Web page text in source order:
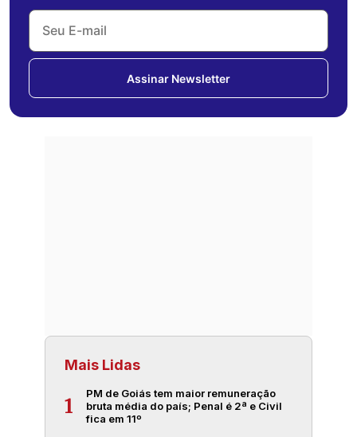
Assinar Newsletter
Mais Lidas
1
PM de Goiás tem maior remuneração
bruta média do país; Penal é 2ª e Civil
fica em 11º